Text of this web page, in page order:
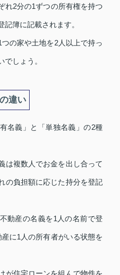
れ2分の1ずつの所有権を持つ
記簿に記載されます。
の家や土地を2人以上で持っ
しょう。
違い
名義」と「単独名義」の2種
は複数人でお金を出し合って
の負担額に応じた持分を登記
動産の名義を1人の名前で登
に1人の所有者がいる状態を
が住宅ローンを組んで物件を